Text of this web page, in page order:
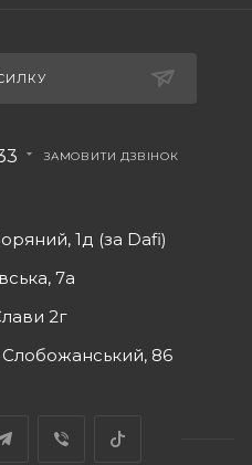
ЗАМОВИТИ ДЗВІНОК
1д (за Dafi)
7а
2г
86